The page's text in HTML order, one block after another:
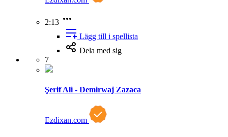
2:13
Lägg till i spellista
Dela med sig
7
Şerif Ali - Demirwaj Zazaca
Ezdixan.com